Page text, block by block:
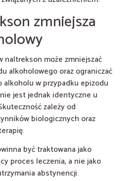
zmniejsza
naltrekson może zmniejszać
alkoholowego oraz ograniczać
alkoholu w przypadku epizodu
jest jednak identyczne u
zależy od
biologicznych oraz
być traktowana jako
proces leczenia, a nie jako
abstynencji.